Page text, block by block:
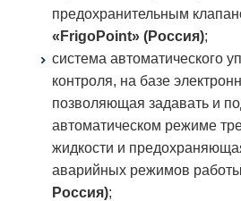
предохранительным
«FrigoPoint» (Россия);
система автоматического
контроля, на базе
позволяющая задавать и
автоматическом режиме
жидкости и
аварийных режимов работы
Россия);